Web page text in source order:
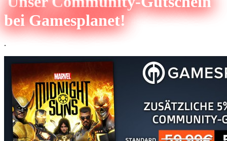
bei Gamesplanet!
.